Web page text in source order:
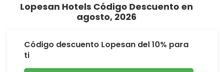
Lopesan Hotels Código Descuento en
agosto, 2026
Código descuento Lopesan del 10% para
ti